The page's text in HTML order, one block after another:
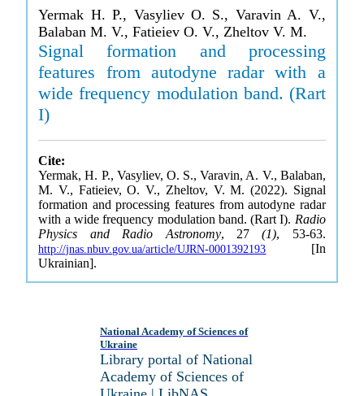
Yermak H. P., Vasyliev O. S., Varavin A. V.,
Balaban M. V., Fatieiev O. V., Zheltov V. M.
Signal formation and processing
features from autodyne radar with a
wide frequency modulation band. (Rart
I)
Cite:
Yermak, H. P., Vasyliev, O. S., Varavin, A. V., Balaban,
M. V., Fatieiev, O. V., Zheltov, V. M. (2022). Signal
formation and processing features from autodyne radar
with a wide frequency modulation band. (Rart I). Radio
Physics and Radio Astronomy, 27(1), 53-63.
http://jnas.nbuv.gov.ua/article/UJRN-0001392193 [In
Ukrainian].
National Academy of Sciences of
Ukraine
Library portal of National
Academy of Sciences of